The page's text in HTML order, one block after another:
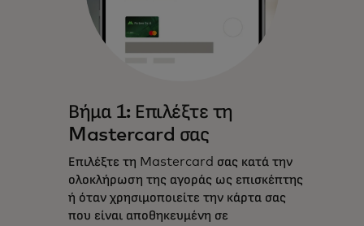
Βήμα 1: Επιλέξτε τη
Mastercard σας
Επιλέξτε τη Mastercard σας κατά την
ολοκλήρωση της αγοράς ως επισκέπτης
ή όταν χρησιμοποιείτε την κάρτα σας
που είναι αποθηκευμένη σε